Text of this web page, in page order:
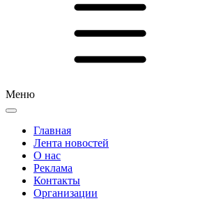
Меню
Главная
Лента новостей
О нас
Реклама
Контакты
Организации